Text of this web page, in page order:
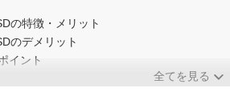
の特徴・メリット
のデメリット
イント
全てを見る